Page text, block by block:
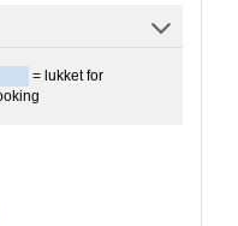
= lukket for